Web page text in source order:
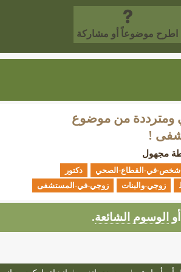
اطرح موضوعاً أو مشاركة
ومترددة من موضوع
!
مجهول
شخص-في-القطاع-الصحي
دكتور
زوجي-والبنات زوجي-في-المستشفى
أو الوسوم الشائعة.